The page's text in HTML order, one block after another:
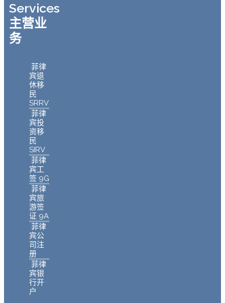
Services
主营业
务
菲律
宾退
休移
民
SRRV
菲律
宾投
资移
民
SIRV
菲律
宾工
签 9G
菲律
宾旅
游签
证 9A
菲律
宾公
司注
册
菲律
宾银
行开
户